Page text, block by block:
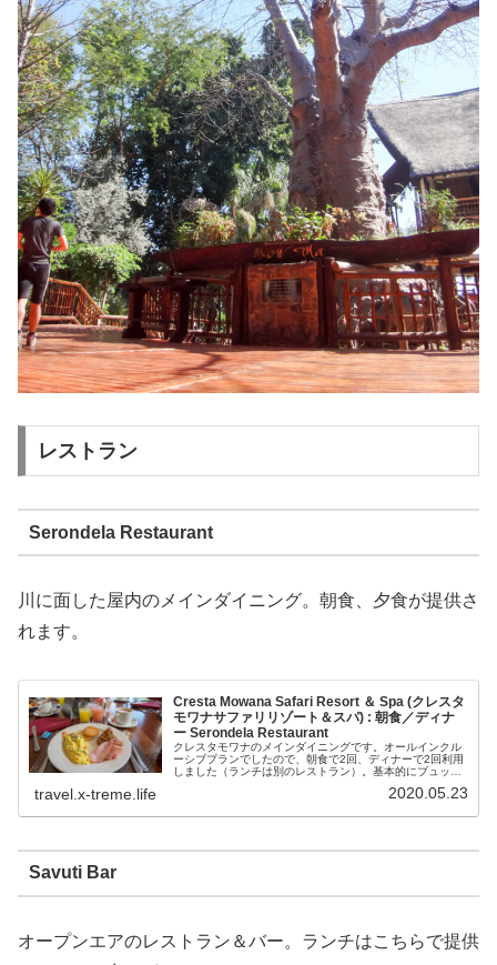
レストラン
Serondela Restaurant
川に面した屋内のメインダイニング。朝食、夕食が提供さ
れます。
Cresta Mowana Safari Resort ＆ Spa (クレスタ
モワナサファリリゾート＆スパ) : 朝食／ディナ
ー Serondela Restaurant
クレスタモワナのメインダイニングです。オールインクル
ーシブプランでしたので、朝食で2回、ディナーで2回利用
しました（ランチは別のレストラン）。基本的にブュッフ
travel.x-treme.life 2020.05.23
Savuti Bar
オープンエアのレストラン＆バー。ランチはこちらで提供